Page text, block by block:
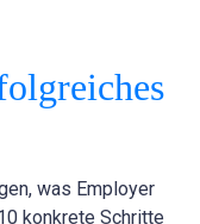
was Employer
konkrete Schritte